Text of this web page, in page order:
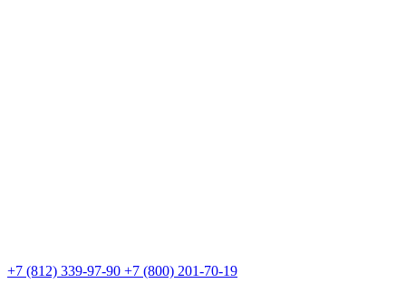
+7 (812) 339-97-90 +7 (800) 201-70-19